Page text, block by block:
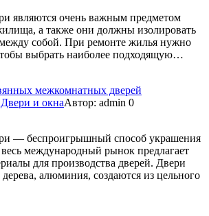
являются очень важным предметом
а также они должны изолировать
собой. При ремонте жилья нужно
выбрать наиболее подходящую…
межкомнатных дверей
Двери и окнаАвтор: admin 0
— беспроигрышный способ украшения
международный рынок предлагает
для производства дверей. Двери
дерева, алюминия, создаются из цельного